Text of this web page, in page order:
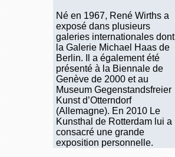
Né en 1967, René Wirths a
exposé dans plusieurs
galeries internationales dont
la Galerie Michael Haas de
Berlin. Il a également été
présenté à la Biennale de
Genève de 2000 et au
Museum Gegenstandsfreier
Kunst d’Otterndorf
(Allemagne). En 2010 Le
Kunsthal de Rotterdam lui a
consacré une grande
exposition personnelle.